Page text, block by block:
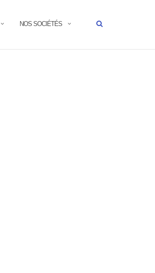
NOS SOCIÉTÉS